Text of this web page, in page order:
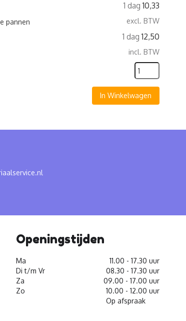
1 dag 10,33
excl. BTW
1 dag 12,50
incl. BTW
In Winkelwagen
pannen
Openingstijden
Ma
11.00 - 17.30 uur
Di t/m Vr
08.30 - 17.30 uur
Za
09.00 - 17.00 uur
Zo
10.00 - 12.00 uur
Op afspraak